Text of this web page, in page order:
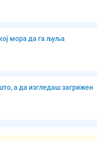
мора да га љуља
а да изгледаш загрижен